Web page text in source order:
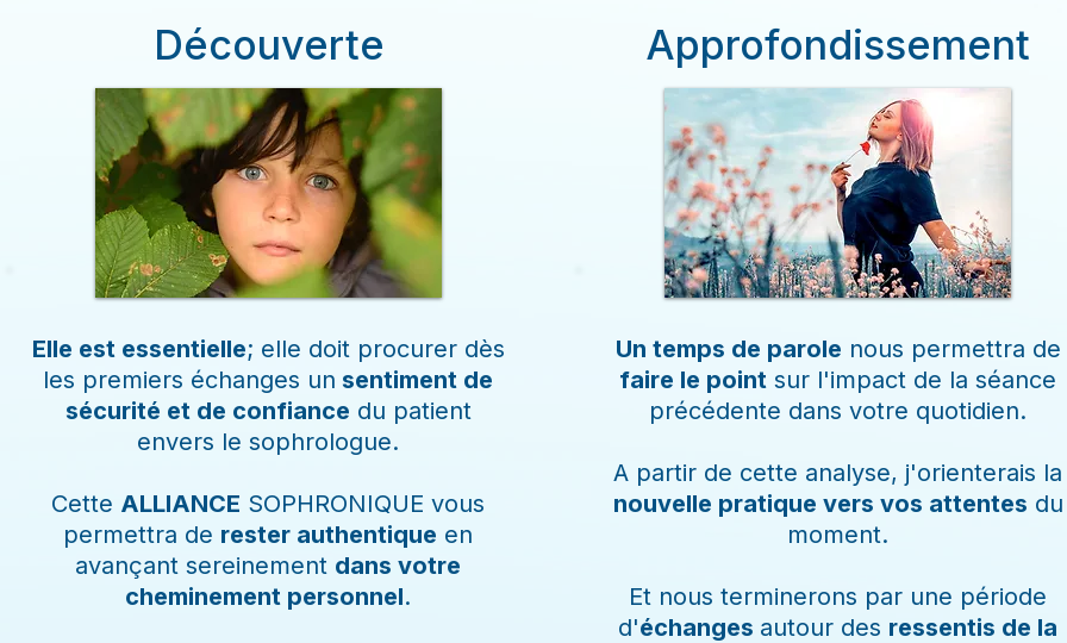
Découverte
Elle est essentielle; elle doit procurer dès
les premiers échanges un sentiment de
sécurité et de confiance du patient
envers le sophrologue.
Cette ALLIANCE SOPHRONIQUE vous
permettra de rester authentique en
avançant sereinement dans votre
cheminement personnel.
Approfondissement
Un temps de parole nous permettra de
faire le point sur l'impact de la séance
précédente dans votre quotidien.
​A partir de cette analyse, j'orienterais la
nouvelle pratique vers vos attentes du
moment.
Et nous terminerons par une période
d'échanges autour des ressentis de la